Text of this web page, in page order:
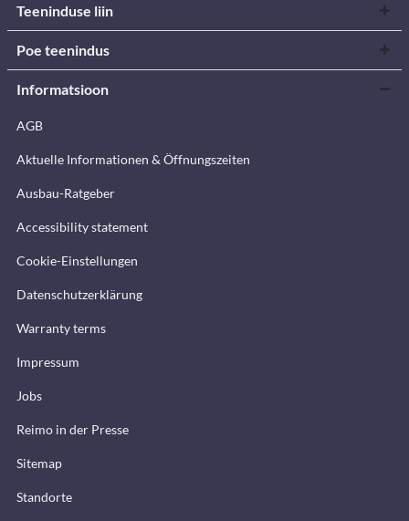
Teeninduse liin
Poe teenindus
Informatsioon
AGB
Aktuelle Informationen & Öffnungszeiten
Ausbau-Ratgeber
Accessibility statement
Cookie-Einstellungen
Datenschutzerklärung
Warranty terms
Impressum
Jobs
Reimo in der Presse
Sitemap
Standorte